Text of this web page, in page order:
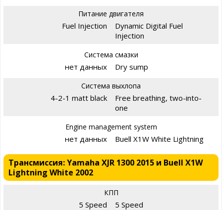
Питание двигателя
Fuel Injection
Dynamic Digital Fuel
Injection
Система смазки
нет данных Dry sump
Система выхлопа
4-2-1 matt black
Free breathing, two-into-
one
Engine management system
нет данных Buell X1W White Lightning
Трансмиссия: Yamaha XJR 1300 2015 и Buell X1W
Lightning White 2002
КПП
5 Speed 5 Speed